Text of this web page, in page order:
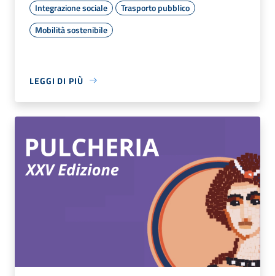
Integrazione sociale
Trasporto pubblico
Mobilità sostenibile
LEGGI DI PIÙ